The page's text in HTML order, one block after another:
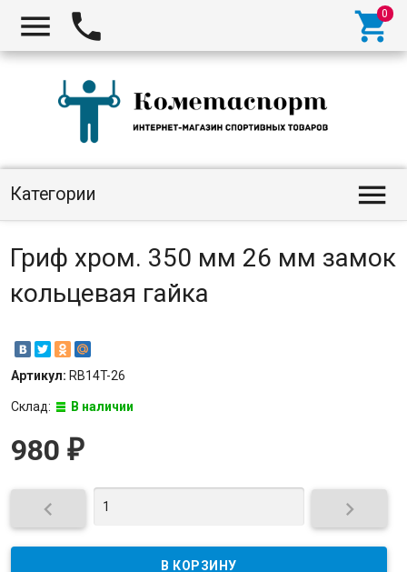
  
Категории 
Гриф хром. 350 мм 26 мм замок
кольцевая гайка
Артикул: RB14T-26
Склад: В наличии
980 ₽
 